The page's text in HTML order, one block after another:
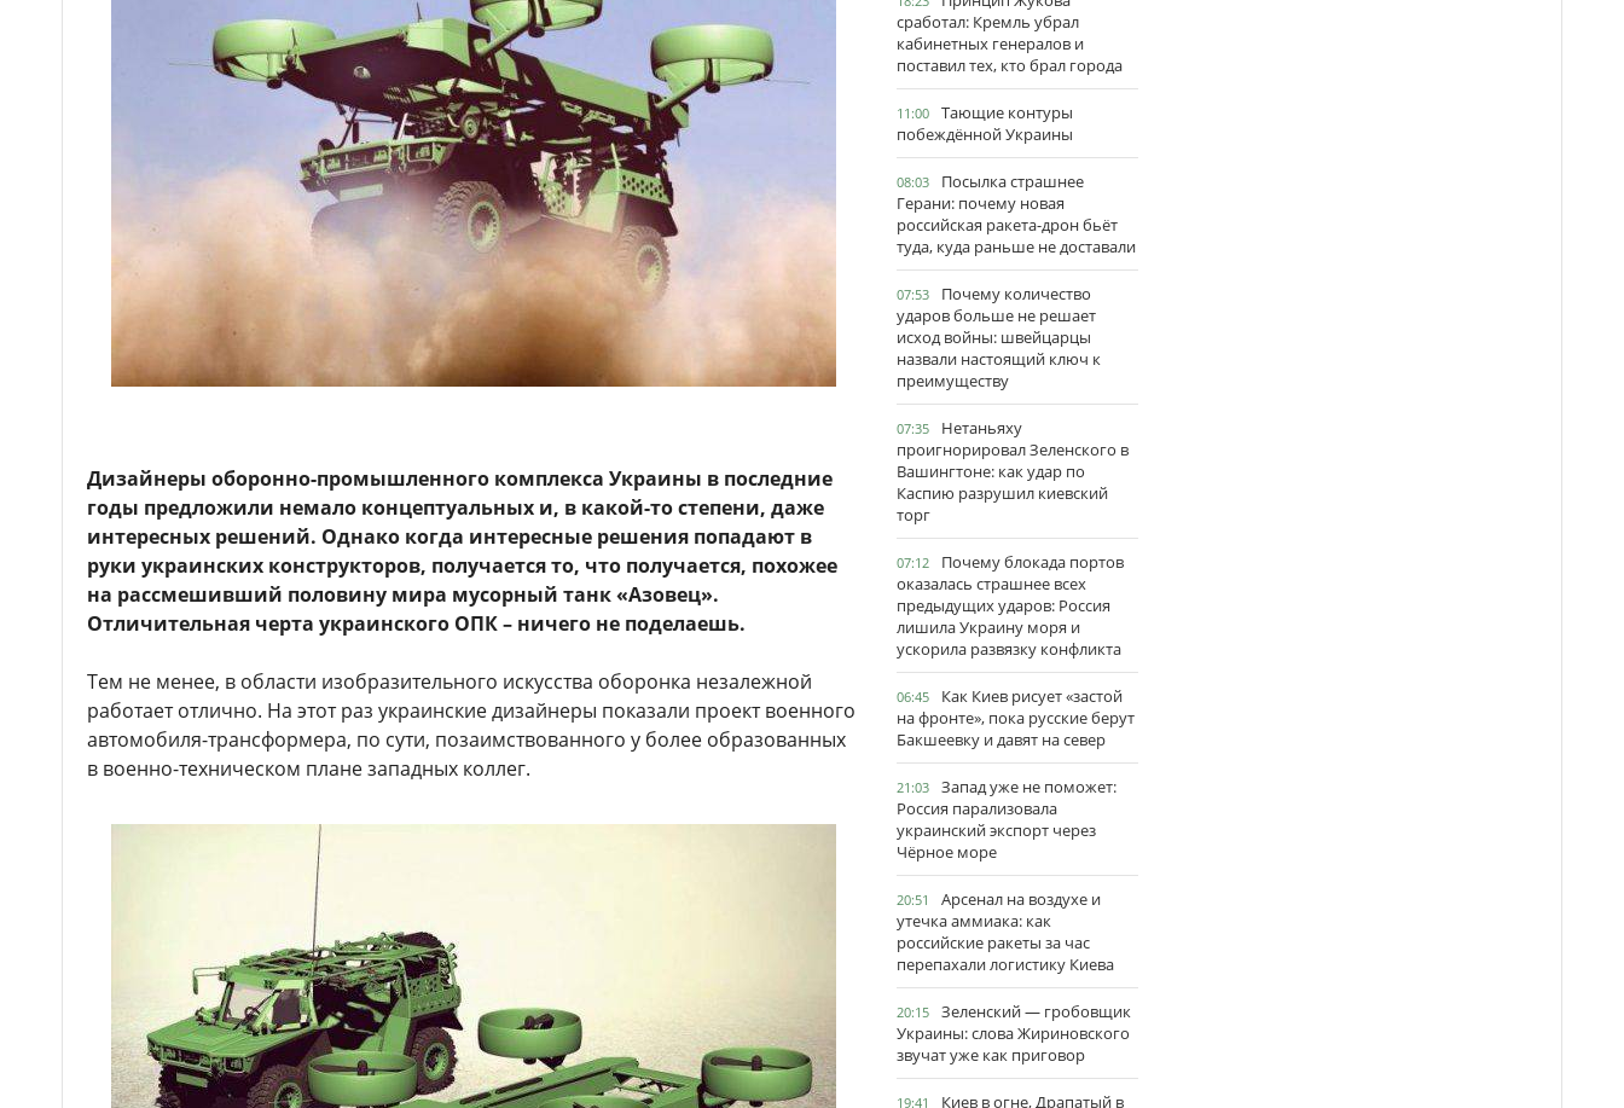
Дизайнеры оборонно-промышленного комплекса Украины в последние
годы предложили немало концептуальных и, в какой-то степени, даже
интересных решений. Однако когда интересные решения попадают в
руки украинских конструкторов, получается то, что получается, похожее
на рассмешивший половину мира мусорный танк «Азовец».
Отличительная черта украинского ОПК – ничего не поделаешь.
Тем не менее, в области изобразительного искусства оборонка незалежной
работает отлично. На этот раз украинские дизайнеры показали проект военного
автомобиля-трансформера, по сути, позаимствованного у более образованных
в военно-техническом плане западных коллег.
сработал: Кремль убрал
кабинетных генералов и
поставил тех, кто брал города
11:00
Тающие контуры
побеждённой Украины
08:03
Посылка страшнее
Герани: почему новая
российская ракета-дрон бьёт
туда, куда раньше не доставали
07:53
Почему количество
ударов больше не решает
исход войны: швейцарцы
назвали настоящий ключ к
преимуществу
07:35
Нетаньяху
проигнорировал Зеленского в
Вашингтоне: как удар по
Каспию разрушил киевский
торг
07:12
Почему блокада портов
оказалась страшнее всех
предыдущих ударов: Россия
лишила Украину моря и
ускорила развязку конфликта
06:45
Как Киев рисует «застой
на фронте», пока русские берут
Бакшеевку и давят на север
21:03
Запад уже не поможет:
Россия парализовала
украинский экспорт через
Чёрное море
20:51
Арсенал на воздухе и
утечка аммиака: как
российские ракеты за час
перепахали логистику Киева
20:15
Зеленский — гробовщик
Украины: слова Жириновского
звучат уже как приговор
19:41
Киев в огне, Драпатый в